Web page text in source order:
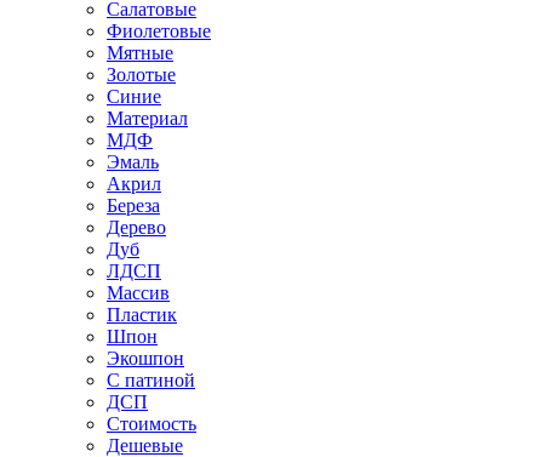
Салатовые
Фиолетовые
Мятные
Золотые
Синие
Материал
МДФ
Эмаль
Акрил
Береза
Дерево
Дуб
ЛДСП
Массив
Пластик
Шпон
Экошпон
С патиной
ДСП
Стоимость
Дешевые